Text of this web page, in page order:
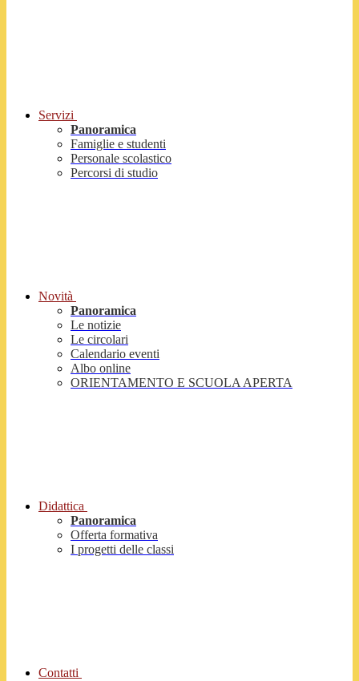
Servizi
Panoramica
Famiglie e studenti
Personale scolastico
Percorsi di studio
Novità
Panoramica
Le notizie
Le circolari
Calendario eventi
Albo online
ORIENTAMENTO E SCUOLA APERTA
Didattica
Panoramica
Offerta formativa
I progetti delle classi
Contatti